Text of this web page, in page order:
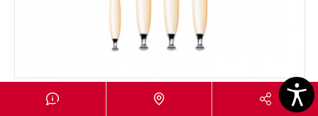
Set 24 pezzi in scatola Gallery - colore Avorio -